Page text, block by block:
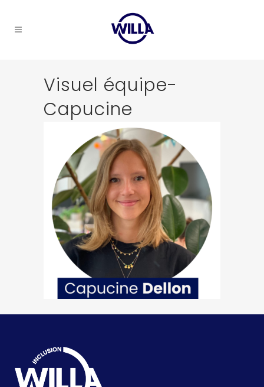
Visuel équipe-
Capucine